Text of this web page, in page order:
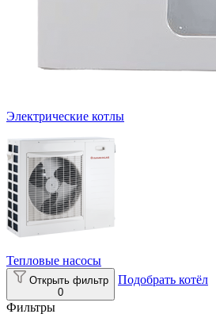
Электрические котлы
Тепловые насосы
Открыть фильтр
0
Подобрать котёл
Фильтры